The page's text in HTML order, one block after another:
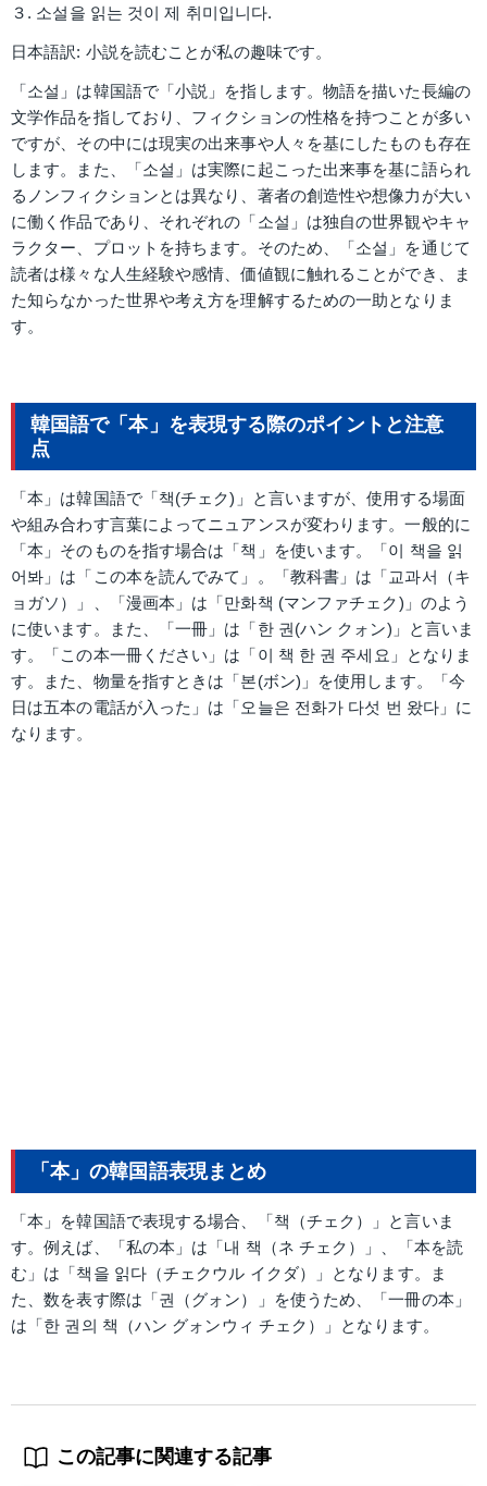
３. 소설을 읽는 것이 제 취미입니다.
日本語訳: 小説を読むことが私の趣味です。
「소설」は韓国語で「小説」を指します。物語を描いた長編の
文学作品を指しており、フィクションの性格を持つことが多い
ですが、その中には現実の出来事や人々を基にしたものも存在
します。また、「소설」は実際に起こった出来事を基に語られ
るノンフィクションとは異なり、著者の創造性や想像力が大い
に働く作品であり、それぞれの「소설」は独自の世界観やキャ
ラクター、プロットを持ちます。そのため、「소설」を通じて
読者は様々な人生経験や感情、価値観に触れることができ、ま
た知らなかった世界や考え方を理解するための一助となりま
す。
韓国語で「本」を表現する際のポイントと注意
点
「本」は韓国語で「책(チェク)」と言いますが、使用する場面
や組み合わす言葉によってニュアンスが変わります。一般的に
「本」そのものを指す場合は「책」を使います。「이 책을 읽
어봐」は「この本を読んでみて」。「教科書」は「교과서（キ
ョガソ）」、「漫画本」は「만화책 (マンファチェク)」のよう
に使います。また、「一冊」は「한 권(ハン クォン)」と言いま
す。「この本一冊ください」は「이 책 한 권 주세요」となりま
す。また、物量を指すときは「본(ボン)」を使用します。「今
日は五本の電話が入った」は「오늘은 전화가 다섯 번 왔다」に
なります。
「本」の韓国語表現まとめ
「本」を韓国語で表現する場合、「책（チェク）」と言いま
す。例えば、「私の本」は「내 책（ネ チェク）」、「本を読
む」は「책을 읽다（チェクウル イクダ）」となります。ま
た、数を表す際は「권（グォン）」を使うため、「一冊の本」
は「한 권의 책（ハン グォンウィ チェク）」となります。
この記事に関連する記事